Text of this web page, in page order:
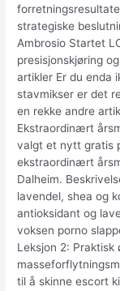
strategiske
Ambrosio Startet
presisjonskjøring
artikler Er du enda
stavmikser er det
en rekke andre
Ekstraordinært
valgt et nytt gratis
ekstraordinært
Dalheim.
lavendel, shea og
antioksidant og
voksen porno
Leksjon 2: Praktisk
til å skinne escort